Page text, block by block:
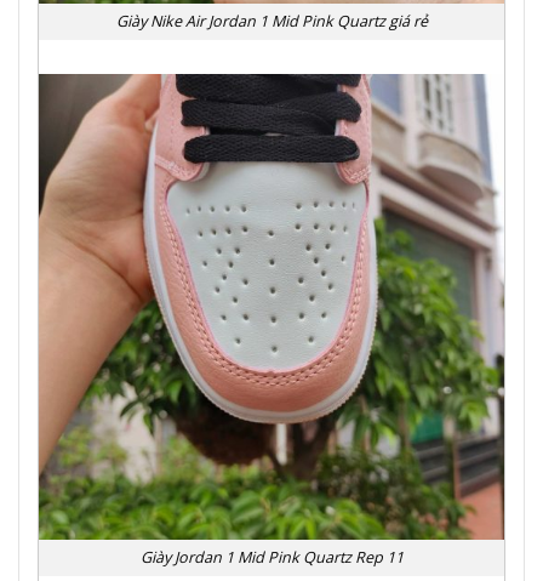
Giày Nike Air Jordan 1 Mid Pink Quartz giá rẻ
Giày Jordan 1 Mid Pink Quartz Rep 11